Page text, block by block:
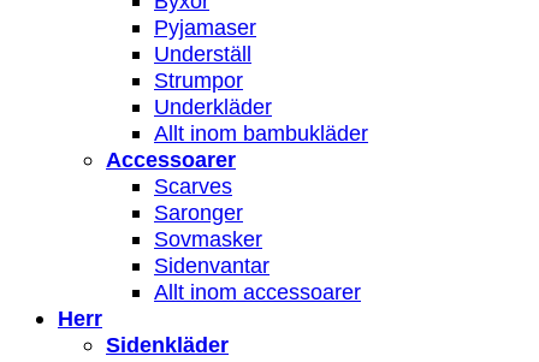
Pyjamaser
Underställ
Strumpor
Underkläder
Allt inom bambukläder
Accessoarer
Scarves
Saronger
Sovmasker
Sidenvantar
Allt inom accessoarer
Herr
Sidenkläder